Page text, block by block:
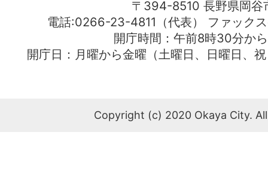
〒394-8510 長野県岡谷
電話:0266-23-4811（代表） ファッ
開庁時間：午前8時30分か
開庁日：月曜から金曜（土曜日、日曜日、
Copyright (c) 2020 Okaya City.